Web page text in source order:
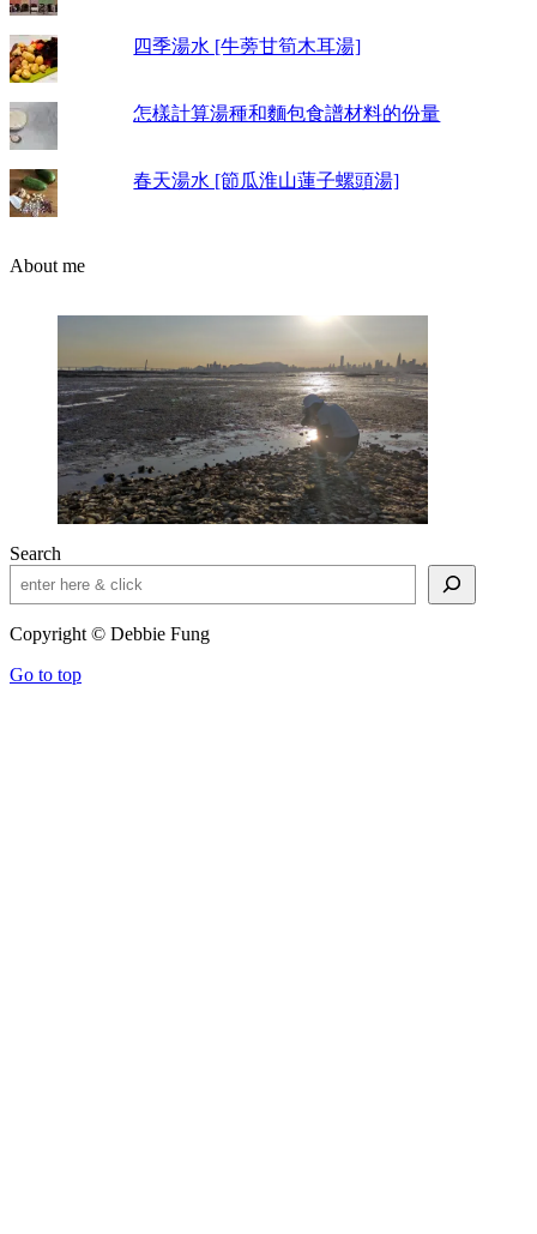
四季湯水 [牛蒡甘筍木耳湯]
怎樣計算湯種和麵包食譜材料的份量
春天湯水 [節瓜淮山蓮子螺頭湯]
About me
Search
Copyright © Debbie Fung
Go to top